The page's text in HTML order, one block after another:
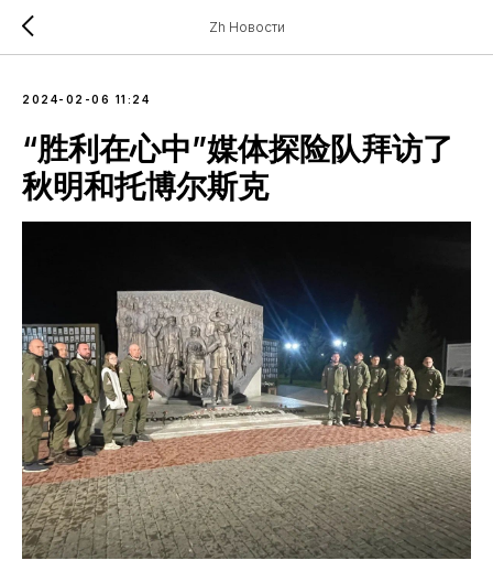
Zh Новости
2024-02-06 11:24
“胜利在心中”媒体探险队拜访了
秋明和托博尔斯克